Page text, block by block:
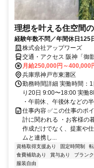
理想を叶える住空間
経験年数不問／年間休日125
株式会社アップワーズ
交通・アクセス 阪神「御
8分、阪急「御影駅」より
月給250,000円～400,000
兵庫県神戸市東灘区
勤務時間詳細 実働時間：
り20日 9:00〜18:00 実働
・午前休、午後休などの
仕事内容 ✅この仕事のポ
計に関われる ・お客様の
作成だけでなく、提案や
ムと連携し...
資格取得支援あり 固定時間制
食費補助あり
賞与あり ブラン
服装自由